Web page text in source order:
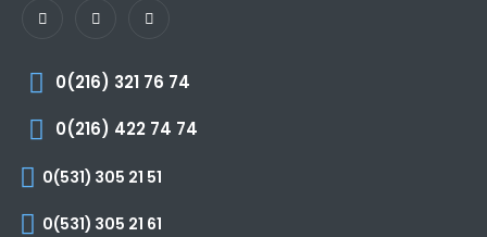
0(216) 321 76 74
0(216) 422 74 74
0(531) 305 21 51
0(531) 305 21 61